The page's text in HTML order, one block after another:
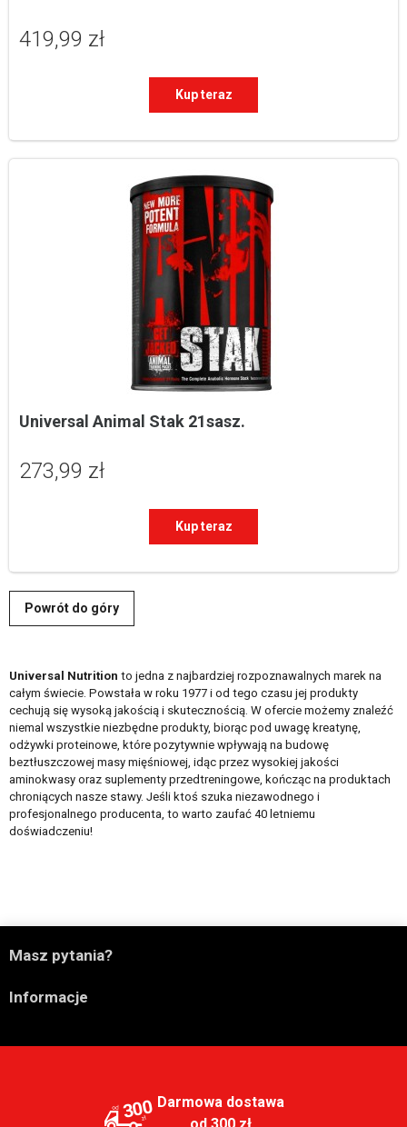
419,99 zł
Kup teraz
Universal Animal Stak 21sasz.
273,99 zł
Kup teraz
Powrót do góry
Universal Nutrition to jedna z najbardziej rozpoznawalnych marek na
całym świecie. Powstała w roku 1977 i od tego czasu jej produkty
cechują się wysoką jakością i skutecznością. W ofercie możemy znaleźć
niemal wszystkie niezbędne produkty, biorąc pod uwagę kreatynę,
odżywki proteinowe, które pozytywnie wpływają na budowę
beztłuszczowej masy mięśniowej, idąc przez wysokiej jakości
aminokwasy oraz suplementy przedtreningowe, kończąc na produktach
chroniących nasze stawy. Jeśli ktoś szuka niezawodnego i
profesjonalnego producenta, to warto zaufać 40 letniemu
doświadczeniu!
Masz pytania?
Informacje
300 Darmowa dostawa
od 300 zł